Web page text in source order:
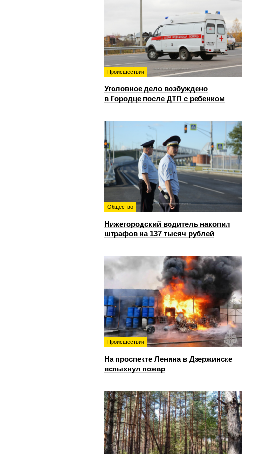
Происшествия
Уголовное дело возбуждено
в Городце после ДТП с ребенком
Общество
Нижегородский водитель накопил
штрафов на 137 тысяч рублей
Происшествия
На проспекте Ленина в Дзержинске
вспыхнул пожар